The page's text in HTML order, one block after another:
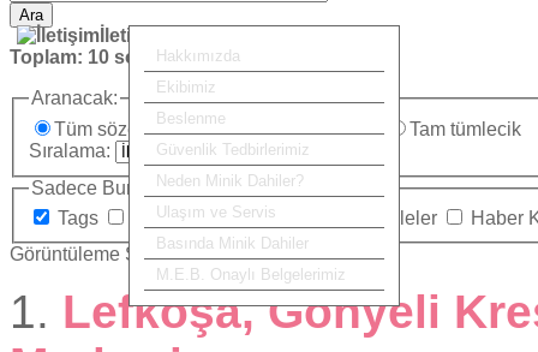
Hakkımızda
Ekibimiz
Beslenme
Güvenlik Tedbirlerimiz
Neden Minik Dahiler?
Ulaşım ve Servis
Basında Minik Dahiler
M.E.B. Onaylı Belgelerimiz
İletişim
Ara
Toplam: 10 sonuç bulundu.
Aranacak:
Tüm sözcükler
Herhangi bir sözcük
Tam tümlecik
Sıralama:
Sadece Burada Ara:
Tags
Kategoriler İletişim Makaleler
Haber
Görüntüleme Sayısı
1. Lefkoşa, Gönyeli